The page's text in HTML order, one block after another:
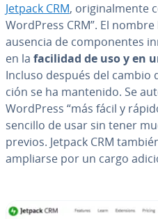
Jetpack CRM, ori­gi­na­l­me­n­te
WordPress CRM”. El
ausencia de co­m­po­ne­n­tes
en la facilidad de uso y en
Incluso después del
ción se ha mantenido. Se
WordPress “más fácil y
sencillo de usar sin tener
previos. Jetpack CRM
ampliarse por un cargo